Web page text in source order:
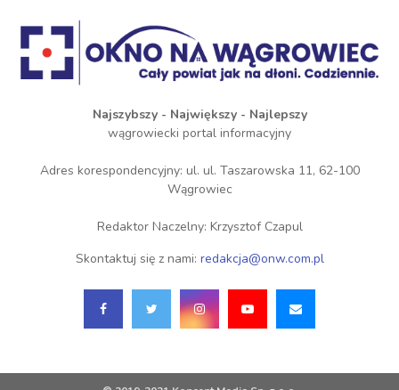
Najszybszy - Największy - Najlepszy
wągrowiecki portal informacyjny
Adres korespondencyjny: ul. ul. Taszarowska 11, 62-100
Wągrowiec
Redaktor Naczelny: Krzysztof Czapul
Skontaktuj się z nami: redakcja@onw.com.pl